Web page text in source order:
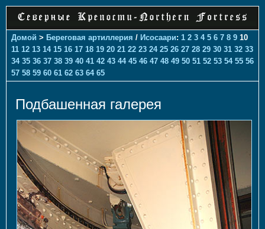
Домой > Береговая артиллерия / Исосаари: 1 2 3 4 5 6 7 8 9 10
11 12 13 14 15 16 17 18 19 20 21 22 23 24 25 26 27 28 29 30 31 32 33
34 35 36 37 38 39 40 41 42 43 44 45 46 47 48 49 50 51 52 53 54 55 56
57 58 59 60 61 62 63 64 65
Подбашенная галерея